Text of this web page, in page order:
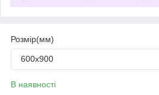
Розмір(мм)
600х900
В наявності